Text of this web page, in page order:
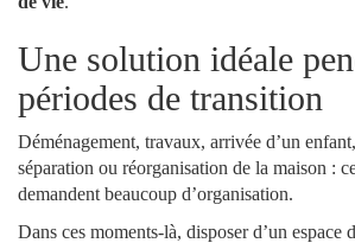
Une solution idéale
périodes de transition
Déménagement, travaux, arrivée d’un
séparation ou réorganisation de la maison :
demandent beaucoup d’organisation.
Dans ces moments-là, disposer d’un espace